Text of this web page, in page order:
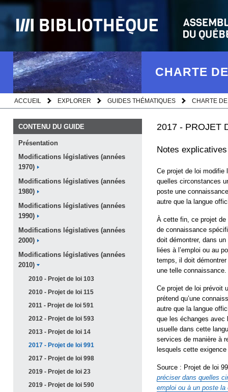
CHARTE
ACCUEIL EXPLORER GUIDES THÉMATIQUES CHARTE
CONTENU DU GUIDE
Présentation
Modifications législatives (années
1970)
Modifications législatives (années
1980)
Modifications législatives (années
1990)
Modifications législatives (années
2000)
Modifications législatives (années
2010)
2010 - Projet de loi 103
2010 - Projet de loi 115
2011 - Projet de loi 591
2012 - Projet de loi 593
2013 - Projet de loi 14
2017 - Projet de loi 991
2017 - Projet de loi 998
2019 - Projet de loi 23
2019 - Projet de loi 590
2017 - PROJET
Notes explicatives
Ce projet de loi modifie
quelles circonstances
poste une
autre que la langue
À cette fin, ce projet de
de connaissance
doit démontrer, dans
liées à l’emploi ou au
temps, il doit
une telle connaissance.
Ce projet de loi prévoit
prétend qu’une
autre que la langue
que les échanges avec
usuelle dans cette
services de manière à
lesquels cette exigence
Source : Projet de loi
préciser dans quelles
emploi ou à un poste la